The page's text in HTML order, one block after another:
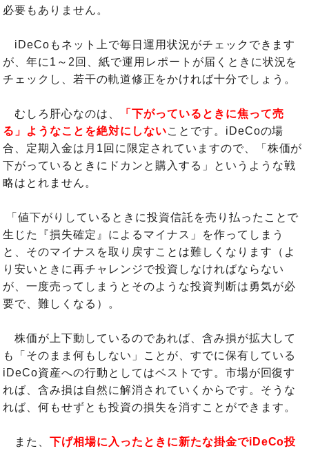
必要もありません。
iDeCoもネット上で毎日運用状況がチェックできます
が、年に1～2回、紙で運用レポートが届くときに状況を
チェックし、若干の軌道修正をかければ十分でしょう。
むしろ肝心なのは、
「下がっているときに焦って売
る」ようなことを絶対にしないことです。iDeCoの場
合、定期入金は月1回に限定されていますので、「株価が
下がっているときにドカンと購入する」というような戦
略はとれません。
「値下がりしているときに投資信託を売り払ったことで
生じた『損失確定』によるマイナス」を作ってしまう
と、そのマイナスを取り戻すことは難しくなります（よ
り安いときに再チャレンジで投資しなければならない
が、一度売ってしまうとそのような投資判断は勇気が必
要で、難しくなる）。
株価が上下動しているのであれば、含み損が拡大して
も「そのまま何もしない」ことが、すでに保有している
iDeCo資産への行動としてはベストです。市場が回復す
れば、含み損は自然に解消されていくからです。そうな
れば、何もせずとも投資の損失を消すことができます。
また、下げ相場に入ったときに新たな掛金でiDeCo投